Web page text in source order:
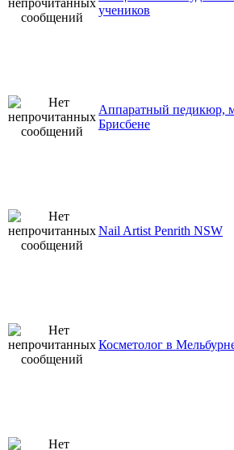
учеников
Аппаратный педикюр,
Брисбене
Nail Artist Penrith NSW
Косметолог в